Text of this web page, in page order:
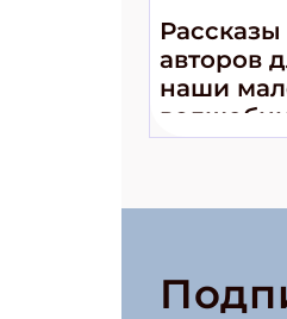
авторов
наши